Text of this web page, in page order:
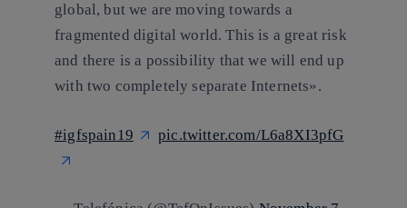
global, but we are moving towards a
fragmented digital world. This is a great risk
and there is a possibility that we will end up
with two completely separate Internets».
#igfspain19 pic.twitter.com/L6a8XI3pfG